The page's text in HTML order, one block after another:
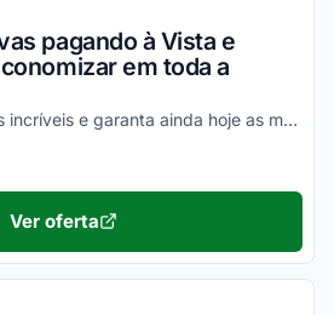
pagando à Vista e
em toda a
Desfrute de vantagens incríveis e garanta ainda hoje as melhores vantagens!
Ver oferta